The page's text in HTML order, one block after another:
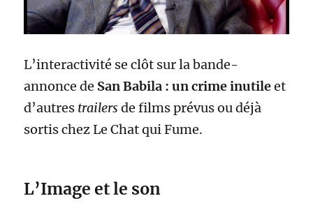
L’interactivité se clôt sur la bande-
annonce de San Babila : un crime inutileet
d’autres trailers de films prévus ou déjà
sortis chez Le Chat qui Fume.
L’Image et le son